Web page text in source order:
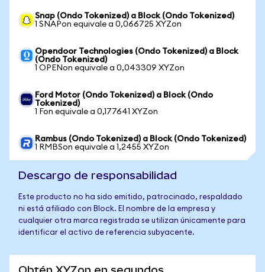
Snap (Ondo Tokenized) a Block (Ondo Tokenized)
1 SNAPon equivale a 0,066725 XYZon
Opendoor Technologies (Ondo Tokenized) a Block
(Ondo Tokenized)
1 OPENon equivale a 0,043309 XYZon
Ford Motor (Ondo Tokenized) a Block (Ondo
Tokenized)
1 Fon equivale a 0,177641 XYZon
Rambus (Ondo Tokenized) a Block (Ondo Tokenized)
1 RMBSon equivale a 1,2455 XYZon
Descargo de responsabilidad
Este producto no ha sido emitido, patrocinado, respaldado
ni está afiliado con Block. El nombre de la empresa y
cualquier otra marca registrada se utilizan únicamente para
identificar el activo de referencia subyacente.